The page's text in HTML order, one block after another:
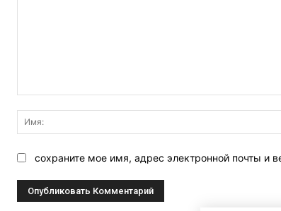
сохраните мое имя, адрес электронной почты и